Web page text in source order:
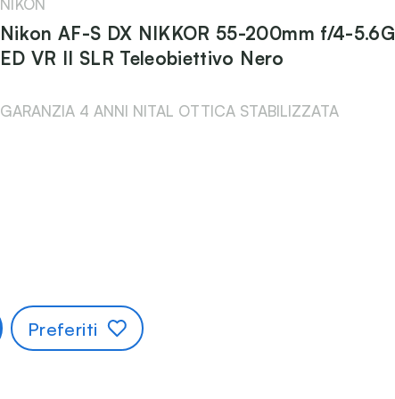
NIKON
Nikon AF-S DX NIKKOR 55-200mm f/4-5.6G
ED VR II SLR Teleobiettivo Nero
GARANZIA 4 ANNI NITAL OTTICA STABILIZZATA
Preferiti